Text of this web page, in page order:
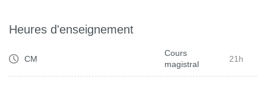
Heures d'enseignement
CM
Cours
magistral
21h